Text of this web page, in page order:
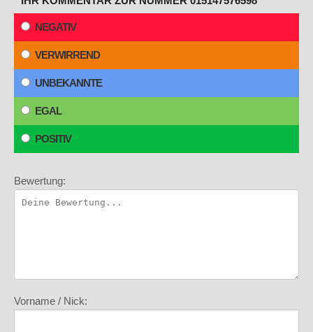
NEGATIV
VERWIRREND
UNBEKANNTE
EGAL
POSITIV
Bewertung:
Vorname / Nick: